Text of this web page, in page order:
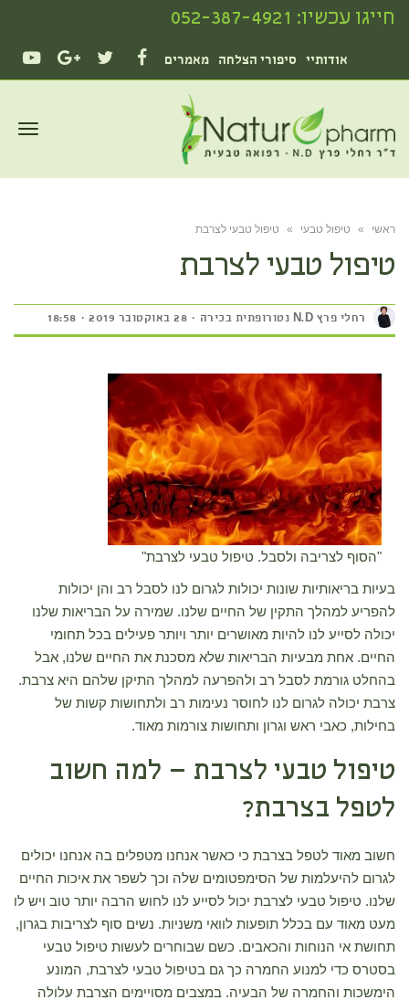
חייגו עכשיו: 052-387-4921
אודותיי סיפורי הצלחה
מאמרים
ראשי » טיפול טבעי » טיפול טבעי לצרבת
טיפול טבעי לצרבת
רחלי פרץ N.D נטורופתית בכירה 28 באוקטובר 2019 18:58
"הסוף לצריבה ולסבל. טיפול טבעי לצרבת"
בעיות בריאותיות שונות יכולות לגרום לנו לסבל רב והן יכולות
להפריע למהלך התקין של החיים שלנו. שמירה על הבריאות שלנו
יכולה לסייע לנו להיות מאושרים יותר ויותר פעילים בכל תחומי
החיים. אחת מבעיות הבריאות שלא מסכנת את החיים שלנו, אבל
בהחלט גורמת לסבל רב ולהפרעה למהלך התיקן שלהם היא צרבת.
צרבת יכולה לגרום לנו לחוסר נעימות רב ולתחושות קשות של
בחילות, כאבי ראש וגרון ותחושות צורמות מאוד.
טיפול טבעי לצרבת – למה חשוב
לטפל בצרבת?
חשוב מאוד לטפל בצרבת כי כאשר אנחנו מטפלים בה אנחנו יכולים
לגרום להיעלמות של הסימפטומים שלה וכך לשפר את איכות החיים
שלנו. טיפול טבעי לצרבת יכול לסייע לנו לחוש הרבה יותר טוב ויש לו
מעט מאוד עם בכלל תופעות לוואי משניות. נשים סוף לצריבות בגרון,
תחושת אי הנוחות והכאבים. כשם שבוחרים לעשות טיפול טבעי
בסטרס כדי למנוע החמרה כך גם בטיפול טבעי לצרבת, המונע
הימשכות והחמרה של הבעיה. במצבים מסויימים הצרבת עלולה